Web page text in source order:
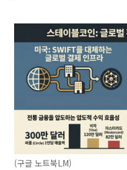
(구글 노트북LM)